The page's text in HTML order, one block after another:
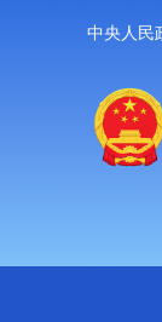
中央人民